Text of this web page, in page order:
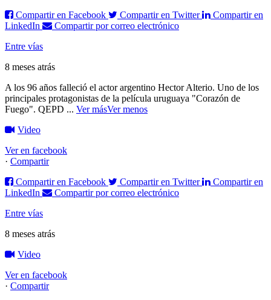
Compartir en Facebook
Compartir en Twitter
Compartir en
LinkedIn
Compartir por correo electrónico
Entre vías
8 meses atrás
A los 96 años falleció el actor argentino Hector Alterio. Uno de los
principales protagonistas de la película uruguaya "Corazón de
Fuego". QEPD ... Ver másVer menos
Video
Ver en facebook
· Compartir
Compartir en Facebook
Compartir en Twitter
Compartir en
LinkedIn
Compartir por correo electrónico
Entre vías
8 meses atrás
Video
Ver en facebook
· Compartir